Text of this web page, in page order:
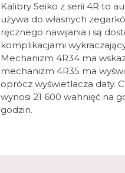
wszystkich
patentów i pierwszych
dowodem na to, że ta
Kintaro Hattori
Laurel, zapoczątkowując
od pierwszego zegarka
Dostępne w wielu
łatwo dostosować do
Kalibry Seiko z serii 4R to
używa do własnych
ręcznego nawijania i są
komplikacjami
Mechanizm 4R34 ma
mechanizm 4R35 ma
oprócz wyświetlacza daty.
wynosi 21 600 wahnięć na
godzin.